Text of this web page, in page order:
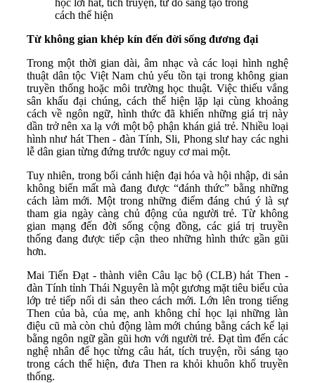
cách thể hiện
Từ không gian khép kín đến đời sống đương đại
Trong một thời gian dài, âm nhạc và các loại hình nghệ
thuật dân tộc Việt Nam chủ yếu tồn tại trong không gian
truyền thống hoặc môi trường học thuật. Việc thiếu vắng
sân khấu đại chúng, cách thể hiện lặp lại cùng khoảng
cách về ngôn ngữ, hình thức đã khiến những giá trị này
dần trở nên xa lạ với một bộ phận khán giả trẻ. Nhiều loại
hình như hát Then - đàn Tính, Sli, Phong slư hay các nghi
lễ dân gian từng đứng trước nguy cơ mai một.
Tuy nhiên, trong bối cảnh hiện đại hóa và hội nhập, di sản
không biến mất mà đang được “đánh thức” bằng những
cách làm mới. Một trong những điểm đáng chú ý là sự
tham gia ngày càng chủ động của người trẻ. Từ không
gian mạng đến đời sống cộng đồng, các giá trị truyền
thống đang được tiếp cận theo những hình thức gần gũi
hơn.
Mai Tiến Đạt - thành viên Câu lạc bộ (CLB) hát Then -
đàn Tính tỉnh Thái Nguyên là một gương mặt tiêu biểu của
lớp trẻ tiếp nối di sản theo cách mới. Lớn lên trong tiếng
Then của bà, của mẹ, anh không chỉ học lại những làn
điệu cũ mà còn chủ động làm mới chúng bằng cách kể lại
bằng ngôn ngữ gần gũi hơn với người trẻ. Đạt tìm đến các
nghệ nhân để học từng câu hát, tích truyện, rồi sáng tạo
trong cách thể hiện, đưa Then ra khỏi khuôn khổ truyền
thống.